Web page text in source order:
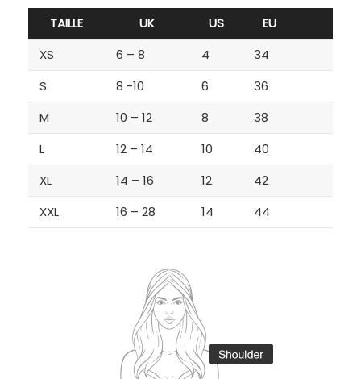
TAILLE UK US
EU
XS
6 – 8 4
34
S
8 -10 6
36
M
10 – 12 8
38
L
12 – 14 10
40
XL
14 – 16 12
42
XXL
16 – 28 14 44